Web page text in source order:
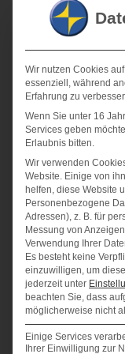
und eine Kopie
Europäische
die
die
falls
falls
das
Daten
den
gegen
Wir nutzen Cookies
essenziell, während
Erfahrung zu
Wenn Sie unter 16
Services geben
Erlaubnis bitten.
Wir verwenden
Website. Einige von
helfen, diese Website
Personenbezogene
Adressen), z. B. für
Messung von
Verwendung Ihrer
Es besteht keine
einzuwilligen, um
jederzeit unter
beachten Sie, dass
möglicherweise nicht
Einige Services
Ihrer Einwilligung zur